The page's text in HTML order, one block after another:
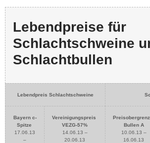
Lebendpreise für
Schlachtschweine
Schlachtbullen
Lebendpreis Schlachtschweine
Bayern c-
Spitze
17.06.13
–
Vereinigungspreis
VEZG-57%
14.06.13 –
20.06.13
Bullen A
10.06.13 –
16.06.13